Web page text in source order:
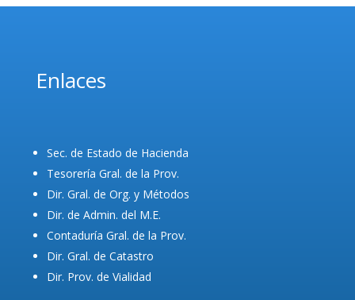
Enlaces
Sec. de Estado de Hacienda
Tesorería Gral. de la Prov.
Dir. Gral. de Org. y Métodos
Dir. de Admin. del M.E.
Contaduría Gral. de la Prov.
Dir. Gral. de Catastro
Dir. Prov. de Vialidad